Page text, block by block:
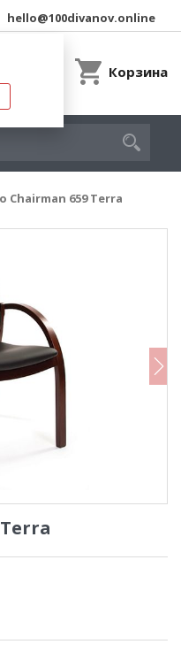
hello@100divanov.online
Корзина
Chairman 659 Terra